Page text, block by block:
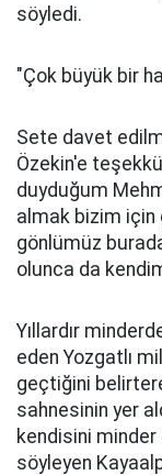
söyledi.
"Çok büyük bir
Sete davet
Özekin'e
duyduğum
almak bizim için
gönlümüz
olunca da
Yıllardır
eden Yozgatlı
geçtiğini
sahnesinin yer
kendisini minder
söyleyen